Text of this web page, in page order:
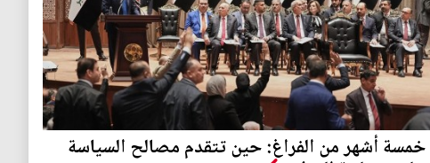
خمسة أشهر من الفراغ: حين تتقدم مصالح السياسة